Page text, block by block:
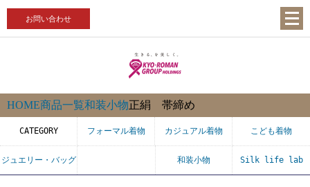
お問い合わせ
HOME商品一覧和装小物正絹 帯締め
CATEGORY フォーマル着物 カジュアル着物 こども着物
ジュエリー・バッグ 和装小物 Silk life lab